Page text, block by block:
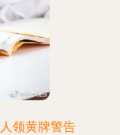
领黄牌警告